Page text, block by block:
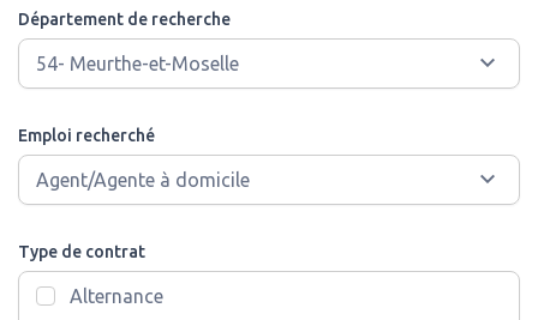
Département de recherche
Emploi recherché
Type de contrat
Alternance